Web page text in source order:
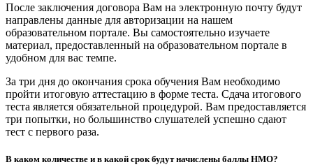
После заключения договора Вам на электронную почту будут
направлены данные для авторизации на нашем
образовательном портале. Вы самостоятельно изучаете
материал, предоставленный на образовательном портале в
удобном для вас темпе.
За три дня до окончания срока обучения Вам необходимо
пройти итоговую аттестацию в форме теста. Сдача итогового
теста является обязательной процедурой. Вам предоставляется
три попытки, но большинство слушателей успешно сдают
тест с первого раза.
В каком количестве и в какой срок будут начислены баллы НМО?